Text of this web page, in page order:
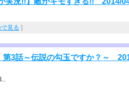
で見る ]
3話～伝説の勾玉ですか？～